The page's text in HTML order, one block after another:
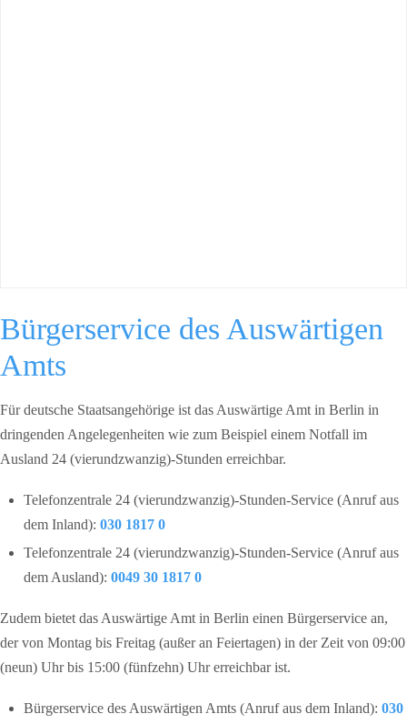
Bürgerservice des Auswärtigen
Amts
Für deutsche Staatsangehörige ist das Auswärtige Amt in Berlin in
dringenden Angelegenheiten wie zum Beispiel einem Notfall im
Ausland 24 (vierundzwanzig)-Stunden erreichbar.
Telefonzentrale 24 (vierundzwanzig)-Stunden-Service (Anruf aus
dem Inland): 030 1817 0
Telefonzentrale 24 (vierundzwanzig)-Stunden-Service (Anruf aus
dem Ausland): 0049 30 1817 0
Zudem bietet das Auswärtige Amt in Berlin einen Bürgerservice an,
der von Montag bis Freitag (außer an Feiertagen) in der Zeit von 09:00
(neun) Uhr bis 15:00 (fünfzehn) Uhr erreichbar ist.
Bürgerservice des Auswärtigen Amts (Anruf aus dem Inland): 030